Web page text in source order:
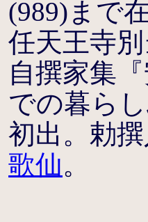
(989)まで
任天王寺
自撰家集
での暮ら
初出。勅
歌仙。